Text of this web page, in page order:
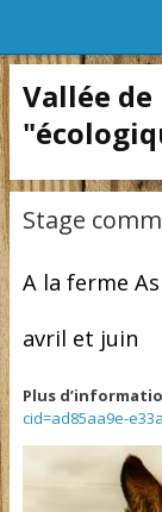
Vallée
Stage
A la ferme
avril et juin
Plus
cid=ad85aa9e-